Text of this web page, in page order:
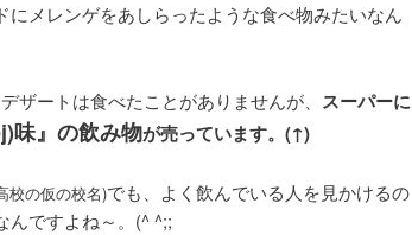
メレンゲをあしらったような食べ物みたいなん
ザートは食べたことがありませんが、 スーパーに
味』の飲み物が売っています。(↑)
校の仮の校名)でも、よく飲んでいる人を見かけるの
んですよね～。(^ ^;;